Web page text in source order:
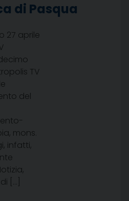
di Pasqua
27 aprile
TV
del
mons.
infatti,
[…]